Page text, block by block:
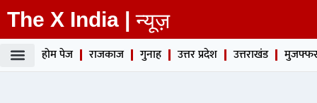
The X India | न्यूज़
होम पेज राजकाज गुनाह उत्तर प्रदेश उत्तराखंड